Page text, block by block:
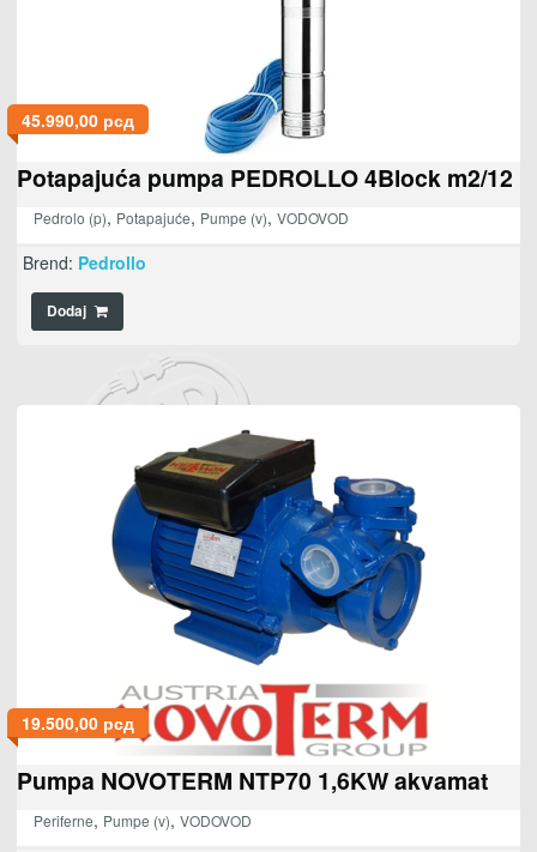
45.990,00 рсд
Potapajuća pumpa PEDROLLO 4Block m2/12
Pedrolo (p), Potapajuće, Pumpe (v), VODOVOD
Brend: Pedrollo
Dodaj
19.500,00 рсд
Pumpa NOVOTERM NTP70 1,6KW akvamat
Periferne, Pumpe (v), VODOVOD